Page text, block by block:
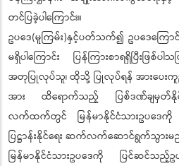
တင်ပြခဲ့ပါကြောင်း။
ဥပဒေ(မူကြမ်း)နှင့်ပတ်သက်၍ ဥပဒေကြေ
မရှိပါကြောင်း ပြန်ကြားစာရရှိပြီးဖြစ်ပ
အတုပြုလုပ်သူ၊ ထိုသို့ ပြုလုပ်ရန် အားပေးကူ
အား ထိရောက်သည့် ပြစ်ဒဏ်ချမှတ်
လက်ထက်တွင် မြန်မာနိုင်ငံသားဥပဒေ
ပြဋ္ဌာန်းနိုင်ရေး ဆက်လက်ဆောင်ရွက်သွားမည်
မြန်မာနိုင်ငံသားဥပဒေကို ပြင်ဆင်သည့်ဥ